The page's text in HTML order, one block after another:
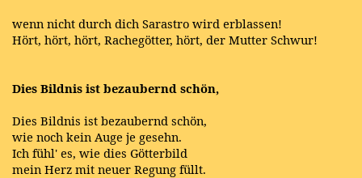
wenn nicht durch dich Sarastro wird erblassen!
Hört, hört, hört, Rachegötter, hört, der Mutter Schwur!
Dies Bildnis ist bezaubernd schön,
Dies Bildnis ist bezaubernd schön,
wie noch kein Auge je gesehn.
Ich fühl' es, wie dies Götterbild
mein Herz mit neuer Regung füllt.